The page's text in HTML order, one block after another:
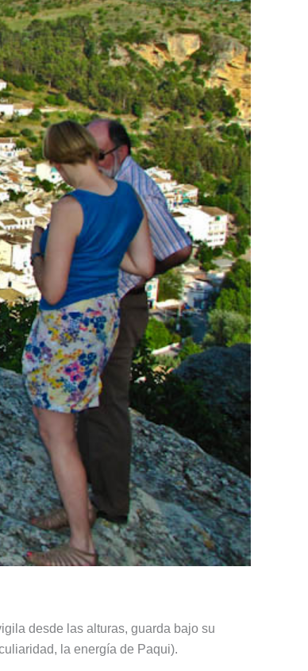
desde las alturas, guarda bajo su
la energía de Paqui).